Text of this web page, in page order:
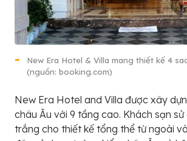
New Era Hotel & Villa mang thiết kế 4
(nguồn: booking.com)
New Era Hotel and Villa được xây
châu Âu với 9 tầng cao. Khách sạn
trắng cho thiết kế tổng thể từ ngoài